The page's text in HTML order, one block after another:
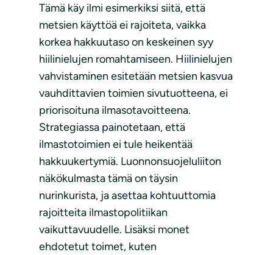
Tämä käy ilmi esimerkiksi siitä, että
metsien käyttöä ei rajoiteta, vaikka
korkea hakkuutaso on keskeinen syy
hiilinielujen romahtamiseen. Hiilinielujen
vahvistaminen esitetään metsien kasvua
vauhdittavien toimien sivutuotteena, ei
priorisoituna ilmasotavoitteena.
Strategiassa painotetaan, että
ilmastotoimien ei tule heikentää
hakkuukertymiä. Luonnonsuojeluliiton
näkökulmasta tämä on täysin
nurinkurista, ja asettaa kohtuuttomia
rajoitteita ilmastopolitiikan
vaikuttavuudelle. Lisäksi monet
ehdotetut toimet, kuten